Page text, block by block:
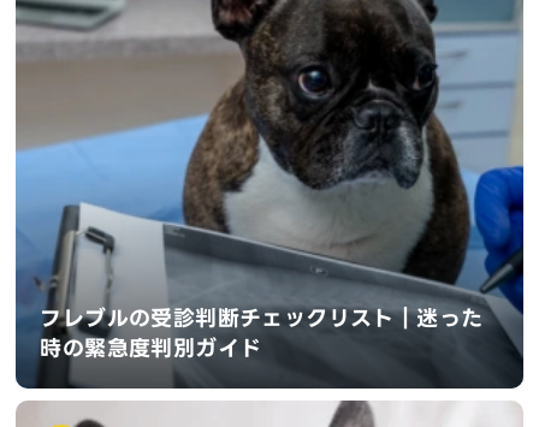
フレブルの受診判断チェックリスト｜迷った
時の緊急度判別ガイド